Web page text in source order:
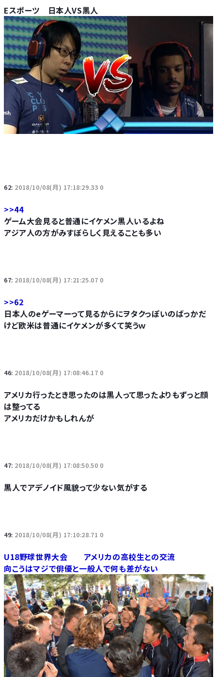
Eスポーツ 日本人VS黒人
62: 2018/10/08(月) 17:18:29.33 0
>>44
ゲーム大会見ると普通にイケメン黒人いるよね
アジア人の方がみすぼらしく見えることも多い
67: 2018/10/08(月) 17:21:25.07 0
>>62
日本人のeゲーマーって見るからにヲタクっぽいのばっかだ
けど欧米は普通にイケメンが多くて笑うｗ
46: 2018/10/08(月) 17:08:46.17 0
アメリカ行ったとき思ったのは黒人って思ったよりもずっと顔
は整ってる
アメリカだけかもしれんが
47: 2018/10/08(月) 17:08:50.50 0
黒人でアデノイド風貌って少ない気がする
49: 2018/10/08(月) 17:10:28.71 0
U18野球世界大会 アメリカの高校生との交流
向こうはマジで俳優と一般人で何も差がない